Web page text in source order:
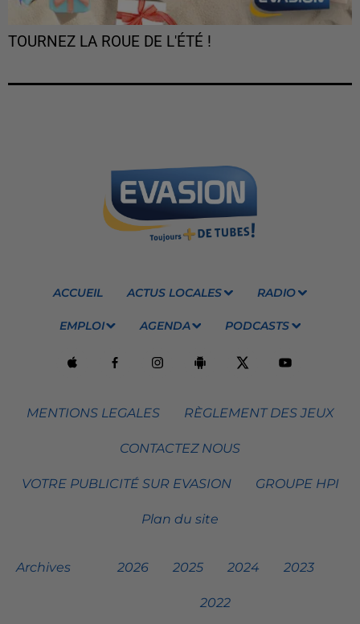
TOURNEZ LA ROUE DE L'ÉTÉ !
ACCUEIL ACTUS LOCALES RADIO
EMPLOI AGENDA PODCASTS
MENTIONS LEGALES RÈGLEMENT DES JEUX
CONTACTEZ NOUS
VOTRE PUBLICITÉ SUR EVASION GROUPE HPI
Plan du site
Archives 2026 2025 2024 2023
2022